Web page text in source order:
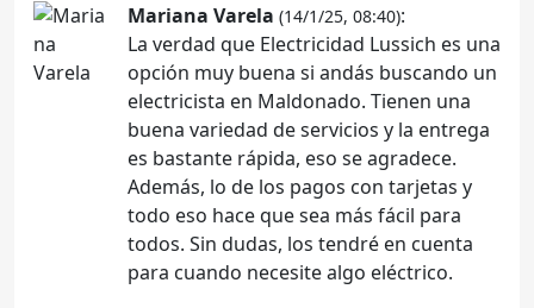
Mariana Varela (14/1/25, 08:40):
La verdad que Electricidad Lussich es una
opción muy buena si andás buscando un
electricista en Maldonado. Tienen una
buena variedad de servicios y la entrega
es bastante rápida, eso se agradece.
Además, lo de los pagos con tarjetas y
todo eso hace que sea más fácil para
todos. Sin dudas, los tendré en cuenta
para cuando necesite algo eléctrico.